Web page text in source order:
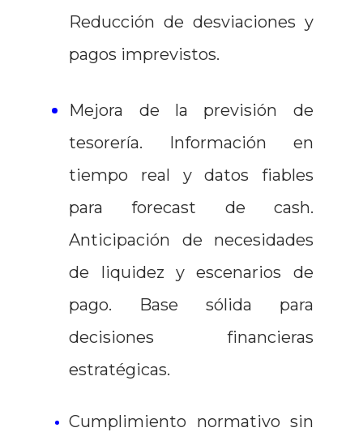
Reducción de desviaciones y
pagos imprevistos.
Mejora de la previsión de
tesorería. Información en
tiempo real y datos fiables
para forecast de cash.
Anticipación de necesidades
de liquidez y escenarios de
pago. Base sólida para
decisiones financieras
estratégicas.
Cumplimiento normativo sin